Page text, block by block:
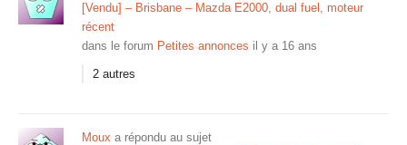
[Vendu] – Brisbane – Mazda E2000, dual fuel, moteur
récent
dans le forum Petites annonces il y a 16 ans
2 autres
Moux a répondu au sujet